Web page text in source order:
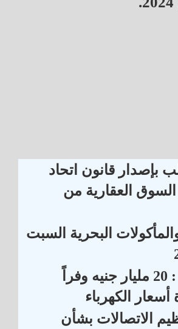
بإصدار قانون اتحاد
السوق العقارية من
البحرية السبت
مسؤول حكومي : 20 مليار جنيه وفراً
الكهرباء
الاتصالات بشأن